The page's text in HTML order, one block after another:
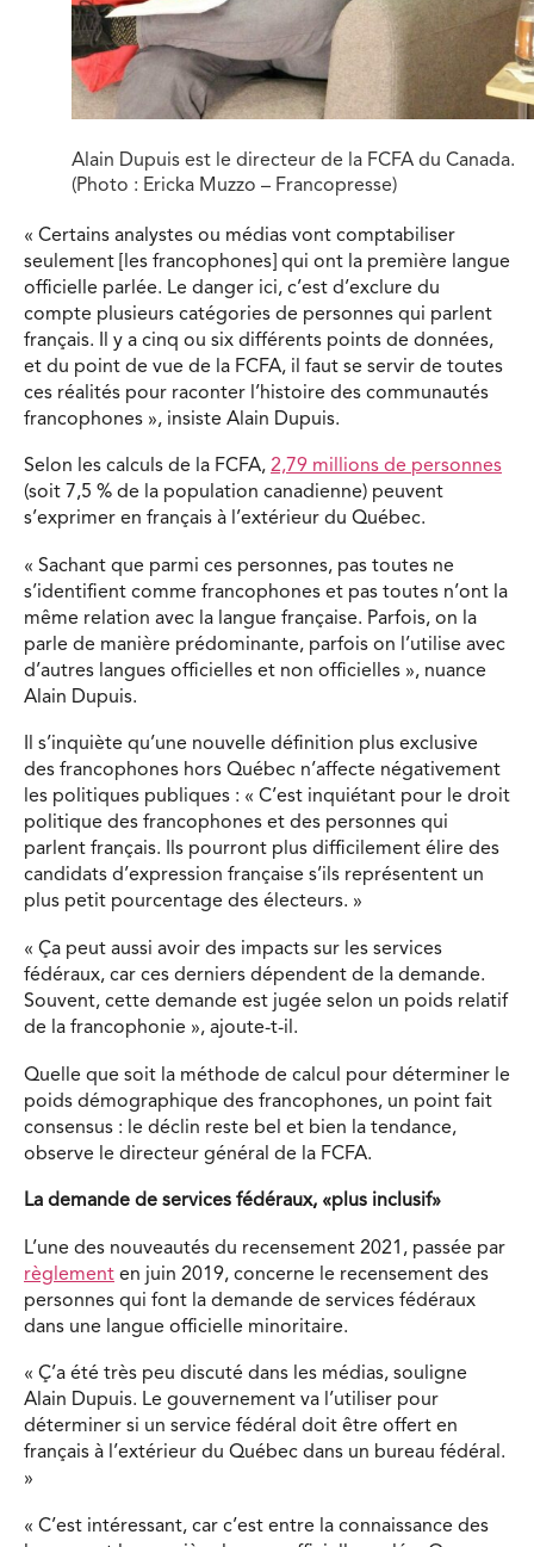
Alain Dupuis est le directeur de la FCFA du Canada.
(Photo : Ericka Muzzo – Francopresse)
« Certains analystes ou médias vont comptabiliser
seulement [les francophones] qui ont la première langue
officielle parlée. Le danger ici, c’est d’exclure du
compte plusieurs catégories de personnes qui parlent
français. Il y a cinq ou six différents points de données,
et du point de vue de la FCFA, il faut se servir de toutes
ces réalités pour raconter l’histoire des communautés
francophones », insiste Alain Dupuis.
Selon les calculs de la FCFA, 2,79 millions de personnes
(soit 7,5 % de la population canadienne) peuvent
s’exprimer en français à l’extérieur du Québec.
« Sachant que parmi ces personnes, pas toutes ne
s’identifient comme francophones et pas toutes n’ont la
même relation avec la langue française. Parfois, on la
parle de manière prédominante, parfois on l’utilise avec
d’autres langues officielles et non officielles », nuance
Alain Dupuis.
Il s’inquiète qu’une nouvelle définition plus exclusive
des francophones hors Québec n’affecte négativement
les politiques publiques : « C’est inquiétant pour le droit
politique des francophones et des personnes qui
parlent français. Ils pourront plus difficilement élire des
candidats d’expression française s’ils représentent un
plus petit pourcentage des électeurs. »
« Ça peut aussi avoir des impacts sur les services
fédéraux, car ces derniers dépendent de la demande.
Souvent, cette demande est jugée selon un poids relatif
de la francophonie », ajoute-t-il.
Quelle que soit la méthode de calcul pour déterminer le
poids démographique des francophones, un point fait
consensus : le déclin reste bel et bien la tendance,
observe le directeur général de la FCFA.
La demande de services fédéraux, «plus inclusif»
L’une des nouveautés du recensement 2021, passée par
règlement en juin 2019, concerne le recensement des
personnes qui font la demande de services fédéraux
dans une langue officielle minoritaire.
« Ç’a été très peu discuté dans les médias, souligne
Alain Dupuis. Le gouvernement va l’utiliser pour
déterminer si un service fédéral doit être offert en
français à l’extérieur du Québec dans un bureau fédéral.
»
« C’est intéressant, car c’est entre la connaissance des